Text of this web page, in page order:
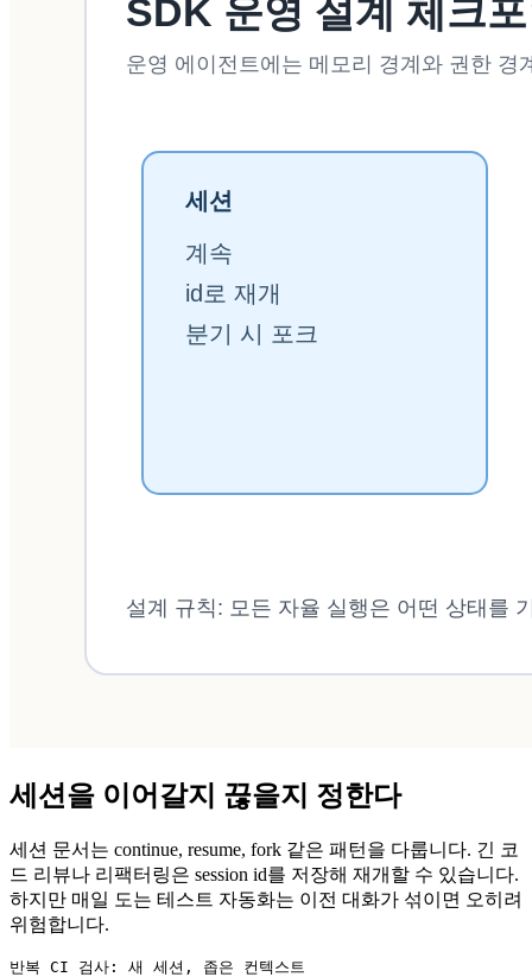
세션을 이어갈지 끊을지 정한다
세션 문서는 continue, resume, fork 같은 패턴을 다룹니다. 긴 코
드 리뷰나 리팩터링은 session id를 저장해 재개할 수 있습니다.
하지만 매일 도는 테스트 자동화는 이전 대화가 섞이면 오히려
위험합니다.
반복 CI 검사: 새 세션, 좁은 컨텍스트